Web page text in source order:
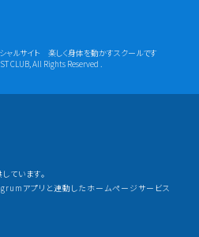
ャルサイト 楽しく身体を動かすスクールです
CLUB, All Rights Reserved .
ています。
アプリと連動したホームページサービス